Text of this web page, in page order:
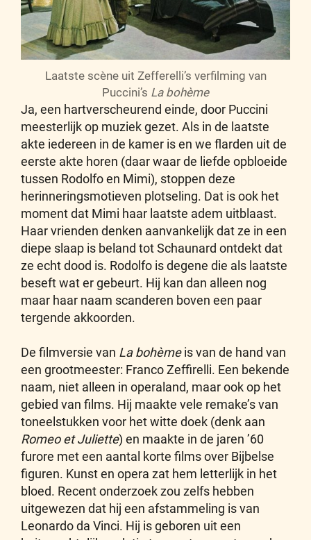
Laatste scène uit Zefferelli’s verfilming van
Puccini’s La bohème
Ja, een hartverscheurend einde, door Puccini
meesterlijk op muziek gezet. Als in de laatste
akte iedereen in de kamer is en we flarden uit de
eerste akte horen (daar waar de liefde opbloeide
tussen Rodolfo en Mimi), stoppen deze
herinneringsmotieven plotseling. Dat is ook het
moment dat Mimi haar laatste adem uitblaast.
Haar vrienden denken aanvankelijk dat ze in een
diepe slaap is beland tot Schaunard ontdekt dat
ze echt dood is. Rodolfo is degene die als laatste
beseft wat er gebeurt. Hij kan dan alleen nog
maar haar naam scanderen boven een paar
tergende akkoorden.
De filmversie van La bohèmeis van de hand van
een grootmeester: Franco Zeffirelli. Een bekende
naam, niet alleen in operaland, maar ook op het
gebied van films. Hij maakte vele remake’s van
toneelstukken voor het witte doek (denk aan
Romeo et Juliette) en maakte in de jaren ’60
furore met een aantal korte films over Bijbelse
figuren. Kunst en opera zat hem letterlijk in het
bloed. Recent onderzoek zou zelfs hebben
uitgewezen dat hij een afstammeling is van
Leonardo da Vinci. Hij is geboren uit een